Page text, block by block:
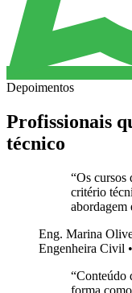
Depoimentos
Profissionais
técnico
“Os cursos
critério
abordagem
Eng. Marina
Engenheira Civil
“Conteúdo